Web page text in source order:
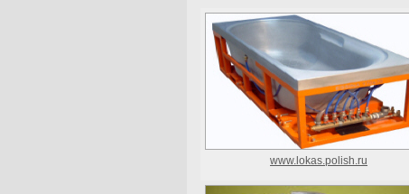
www.lokas.polish.ru